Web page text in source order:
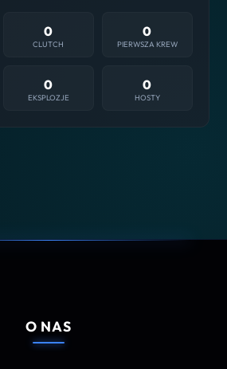
0
CLUTCH
0
PIERWSZA KREW
0
EKSPLOZJE
0
HOSTY
O NAS